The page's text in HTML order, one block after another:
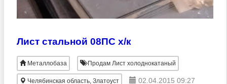
Лист стальной 08ПС х/к
Металлобаза Продам Лист холоднокатаный
Челябинская область, Златоуст 02.04.2015 09:27